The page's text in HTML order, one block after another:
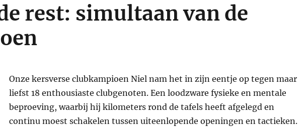
rest: simultaan van de
Onze kersverse clubkampioen Niel nam het in zijn eentje op tegen maar
liefst 18 enthousiaste clubgenoten. Een loodzware fysieke en mentale
beproeving, waarbij hij kilometers rond de tafels heeft afgelegd en
continu moest schakelen tussen uiteenlopende openingen en tactieken.